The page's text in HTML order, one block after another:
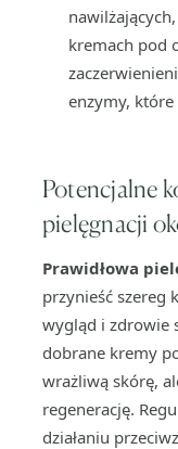
kremach pod
enzymy,
Potencjalne
pielęgnacji
Prawidłowa
przynieść szereg
wygląd i zdrowie
dobrane kremy
wrażliwą skórę,
regenerację.
działaniu